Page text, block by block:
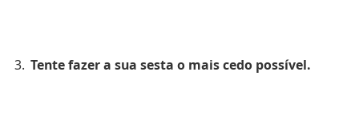
Tente fazer a sua sesta o mais cedo possível.